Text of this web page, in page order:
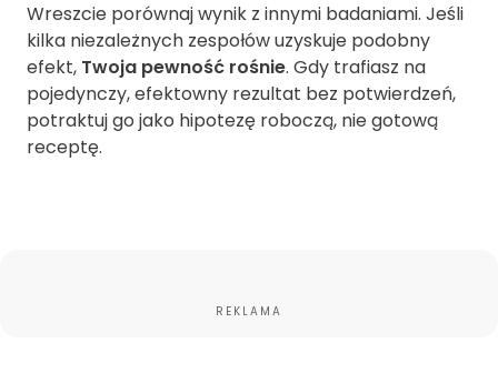
Wreszcie porównaj wynik z innymi badaniami. Jeśli
kilka niezależnych zespołów uzyskuje podobny
efekt, Twoja pewność rośnie. Gdy trafiasz na
pojedynczy, efektowny rezultat bez potwierdzeń,
potraktuj go jako hipotezę roboczą, nie gotową
receptę.
REKLAMA